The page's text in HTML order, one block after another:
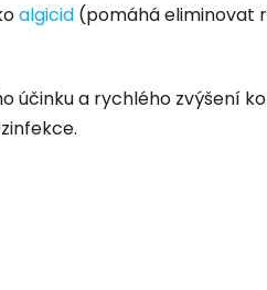
algicid (pomáhá eliminovat
účinku a rychlého zvýšení